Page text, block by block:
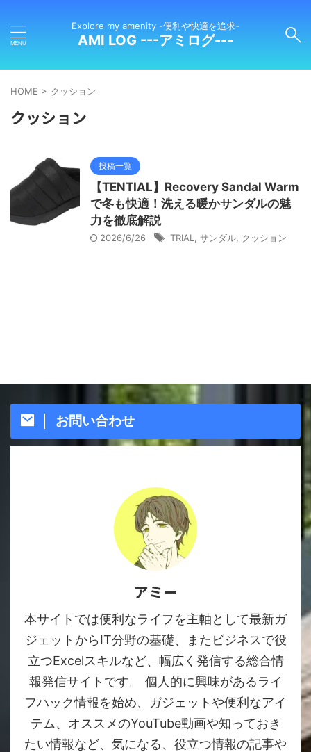
Explore my amenity -便利や快適を追求-
AMI LOG ---アミログ---
HOME > クッション
クッション
投稿一覧
【TENTIAL】Recovery Sandal Warm
で冬も快適！洗える暖かサンダルの魅
力を徹底解説
2026/6/26 TRIAL サンダル クッション
お問い合わせ
アミー
本サイトでは便利なライフを主軸として最新ガ
ジェットからIT分野の基礎、またビジネスで役
立つExcelスキルなど、幅広く発信する総合情
報発信サイトです。 個人的に興味があるライ
フハック情報を始め、ガジェットや便利なアイ
テム、オススメのYouTube動画や知っておき
たい情報など、気になる、役立つ情報の記事や